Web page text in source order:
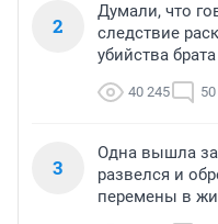
2
Думали, что
следствие
убийства
40 245 50
3
Одна вышла
развелся и
перемены в